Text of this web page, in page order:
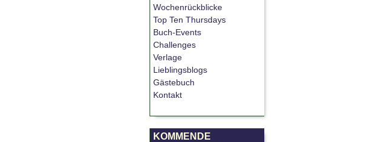
Wochenrückblicke
Top Ten Thursdays
Buch-Events
Challenges
Verlage
Lieblingsblogs
Gästebuch
Kontakt
KOMMENDE